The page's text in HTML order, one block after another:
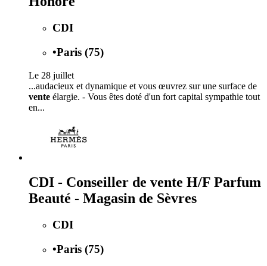
CDI
•Paris (75)
Le 28 juillet
...audacieux et dynamique et vous œuvrez sur une surface de
vente élargie. - Vous êtes doté d'un fort capital sympathie tout
en...
CDI - Conseiller de vente H/F Parfum
Beauté - Magasin de Sèvres
CDI
•Paris (75)